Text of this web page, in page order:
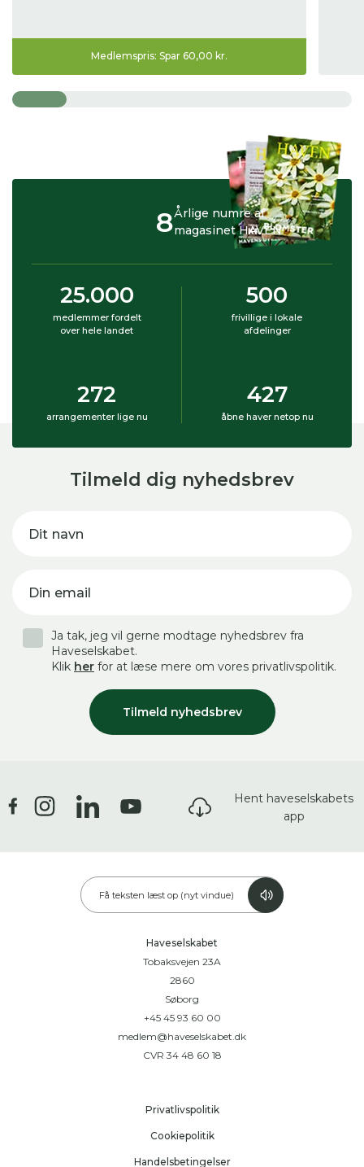
Medlemspris: Spar 60,00 kr.
Årlige numre af
magasinet HAVEN
8
25.000
medlemmer fordelt
over hele landet
500
frivillige i lokale
afdelinger
272
arrangementer lige nu
427
åbne haver netop nu
Tilmeld dig nyhedsbrev
Dit navn
Din email
Tilmeld nyhedsbrev
Ja tak, jeg vil gerne modtage nyhedsbrev fra
Haveselskabet.
Klik her for at læse mere om vores privatlivspolitik.
Hent haveselskabets
app
Få teksten læst op (nyt vindue)
Haveselskabet
Tobaksvejen 23A
2860
Søborg
+45 45 93 60 00
medlem@haveselskabet.dk
CVR 34 48 60 18
Privatlivspolitik
Cookiepolitik
Handelsbetingelser